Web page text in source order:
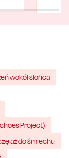
wokół słońca
Project)
aż do śmiechu